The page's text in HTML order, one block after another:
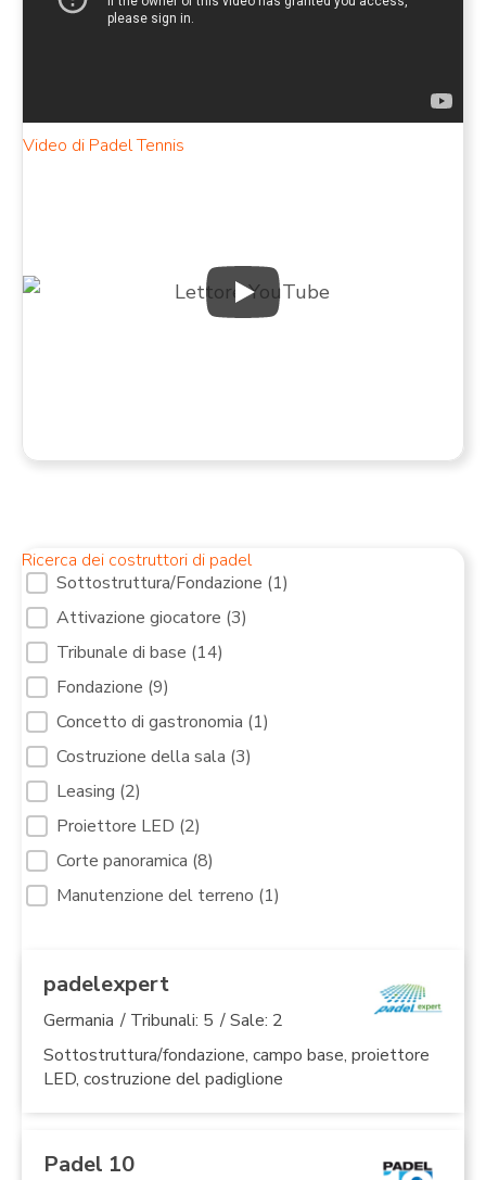
Video di Padel Tennis
Ricerca dei costruttori di padel
Servizi di filtraggio Campi di Padel [10]
Sottostruttura/Fondazione (1)
Attivazione giocatore (3)
Tribunale di base (14)
Fondazione (9)
Concetto di gastronomia (1)
Costruzione della sala (3)
Leasing (2)
Proiettore LED (2)
Corte panoramica (8)
Manutenzione del terreno (1)
padelexpert
Germania / Tribunali: 5 / Sale: 2
Sottostruttura/fondazione, campo base, proiettore
LED, costruzione del padiglione
Padel 10